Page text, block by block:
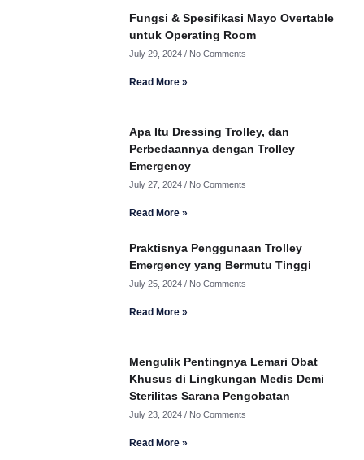
Fungsi & Spesifikasi Mayo Overtable
untuk Operating Room
July 29, 2024 No Comments
Read More »
Apa Itu Dressing Trolley, dan
Perbedaannya dengan Trolley
Emergency
July 27, 2024 No Comments
Read More »
Praktisnya Penggunaan Trolley
Emergency yang Bermutu Tinggi
July 25, 2024 No Comments
Read More »
Mengulik Pentingnya Lemari Obat
Khusus di Lingkungan Medis Demi
Sterilitas Sarana Pengobatan
July 23, 2024 No Comments
Read More »